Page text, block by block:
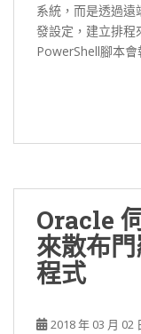
系統，而是透過
發設定，建立排程
PowerShell腳本會
Oracle
來散布
程式
2018 年 03 月 02